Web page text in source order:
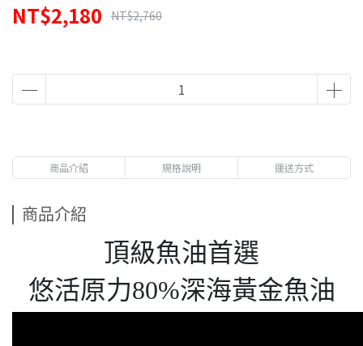
NT$2,180 NT$2,760
商品介紹 規格說明 運送方式
商品介紹
頂級魚油首選
悠活原力80%深海黃金魚油